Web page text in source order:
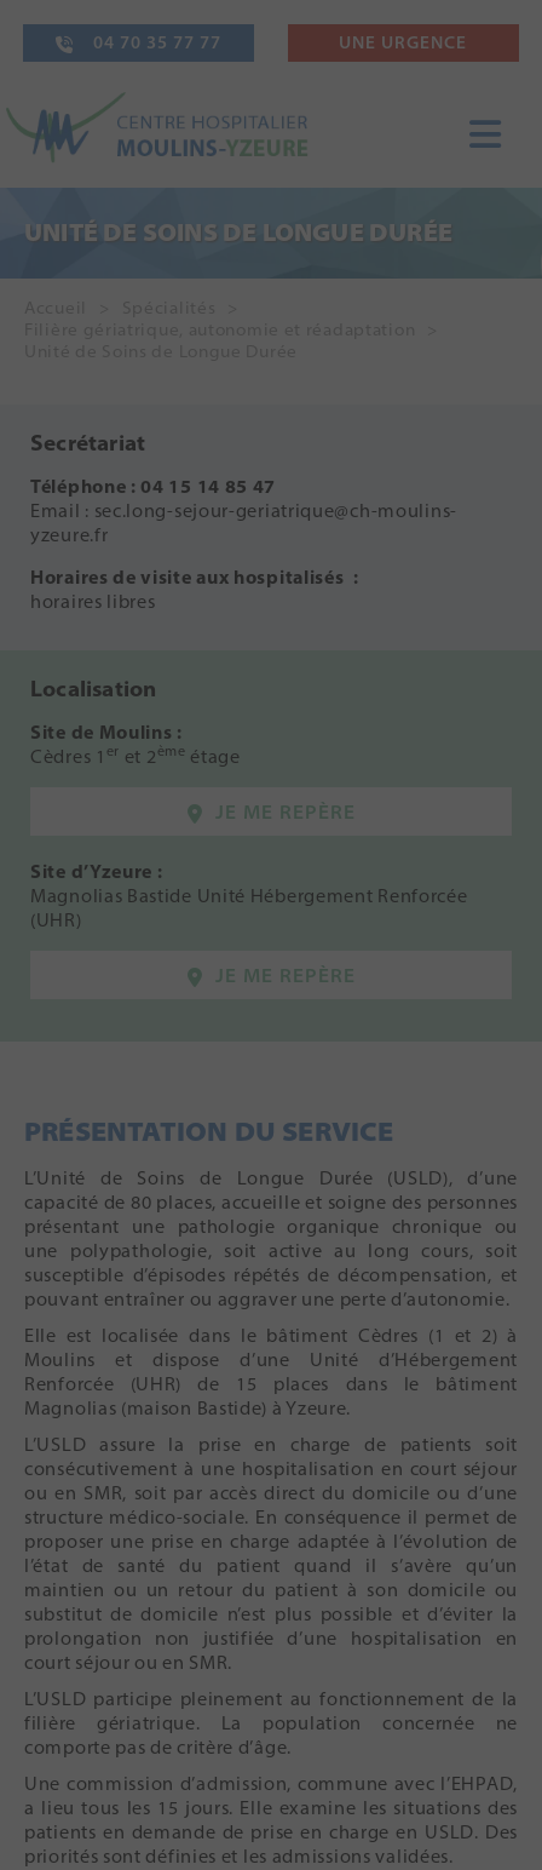
04 70 35 77 77 UNE URGENCE
UNITÉ DE SOINS DE LONGUE DURÉE
Secrétariat
Téléphone : 04 15 14 85 47
Email : sec.long-sejour-geriatrique@ch-moulins-
yzeure.fr
Horaires de visite aux hospitalisés :
horaires libres
Localisation
Site de Moulins :
Cèdres 1 er et 2 ème étage
JE ME REPÈRE
Site d’Yzeure :
Magnolias Bastide Unité Hébergement Renforcée
(UHR)
JE ME REPÈRE
PRÉSENTATION DU SERVICE
L’Unité de Soins de Longue Durée (USLD), d’une
capacité de 80 places, accueille et soigne des personnes
présentant une pathologie organique chronique ou
une polypathologie, soit active au long cours, soit
susceptible d’épisodes répétés de décompensation, et
pouvant entraîner ou aggraver une perte d’autonomie.
Elle est localisée dans le bâtiment Cèdres (1 et 2) à
Moulins et dispose d’une Unité d’Hébergement
Renforcée (UHR) de 15 places dans le bâtiment
Magnolias (maison Bastide) à Yzeure.
L’USLD assure la prise en charge de patients soit
consécutivement à une hospitalisation en court séjour
ou en SMR, soit par accès direct du domicile ou d’une
structure médico-sociale. En conséquence il permet de
proposer une prise en charge adaptée à l’évolution de
l’état de santé du patient quand il s’avère qu’un
maintien ou un retour du patient à son domicile ou
substitut de domicile n’est plus possible et d’éviter la
prolongation non justifiée d’une hospitalisation en
court séjour ou en SMR.
L’USLD participe pleinement au fonctionnement de la
filière gériatrique. La population concernée ne
comporte pas de critère d’âge.
Une commission d’admission, commune avec l’EHPAD,
a lieu tous les 15 jours. Elle examine les situations des
patients en demande de prise en charge en USLD. Des
priorités sont définies et les admissions validées.